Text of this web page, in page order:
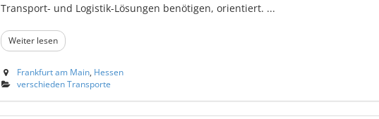
Transport- und Logistik-Lösungen benötigen, orientiert. ...
Weiter lesen
Frankfurt am Main, Hessen
verschieden Transporte